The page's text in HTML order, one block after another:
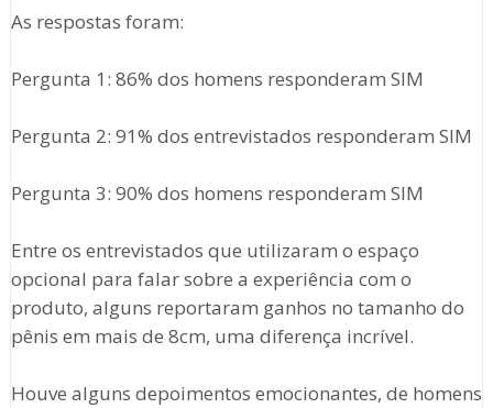
As respostas foram:
Pergunta 1: 86% dos homens responderam SIM
Pergunta 2: 91% dos entrevistados responderam SIM
Pergunta 3: 90% dos homens responderam SIM
Entre os entrevistados que utilizaram o espaço
opcional para falar sobre a experiência com o
produto, alguns reportaram ganhos no tamanho do
pênis em mais de 8cm, uma diferença incrível.
Houve alguns depoimentos emocionantes, de homens